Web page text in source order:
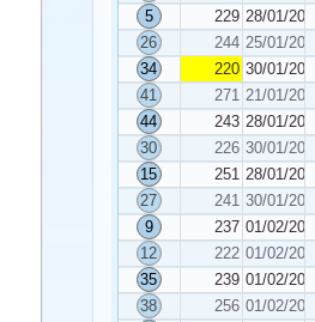
5
229 28/01/2023
26
244 25/01/2023
34
220 30/01/2023
41
271 21/01/2023
44
243 28/01/2023
30
226 30/01/2023
15
251 28/01/2023
27
241 30/01/2023
9
237 01/02/2023
12
222 01/02/2023
35
239 01/02/2023
38
256 01/02/2023